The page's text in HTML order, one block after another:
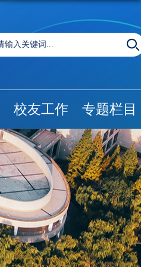
校友工作 专题栏目